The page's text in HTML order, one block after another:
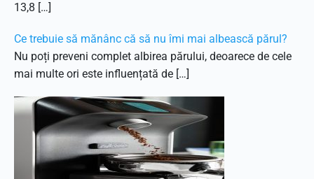
13,8 […]
Ce trebuie să mănânc că să nu îmi mai albească părul?
Nu poți preveni complet albirea părului, deoarece de cele
mai multe ori este influențată de […]